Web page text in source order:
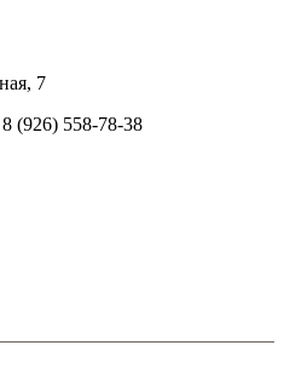
7
(926) 558-78-38